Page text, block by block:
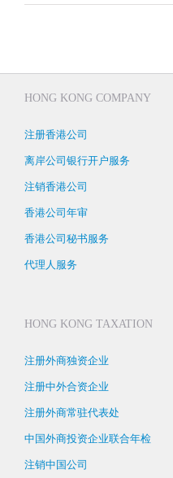
HONG KONG COMPANY
注册香港公司
离岸公司银行开户服务
注销香港公司
香港公司年审
香港公司秘书服务
代理人服务
HONG KONG TAXATION
注册外商独资企业
注册中外合资企业
注册外商常驻代表处
中国外商投资企业联合年检
注销中国公司